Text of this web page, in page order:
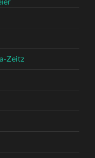
Zeitz